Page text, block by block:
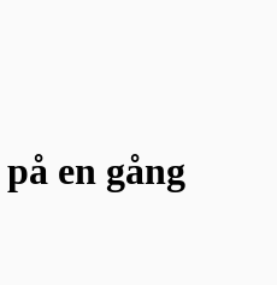
på en gång